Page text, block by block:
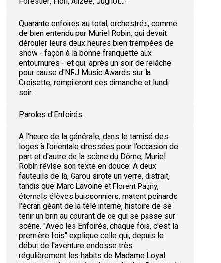
Quarante enfoirés au total, orchestrés, comme
de bien entendu par Muriel Robin, qui devait
dérouler leurs deux heures bien trempées de
show - façon à la bonne franquette aux
entournures - et qui, après un soir de relâche
pour cause d'NRJ Music Awards sur la
Croisette, rempileront ces dimanche et lundi
soir.
Paroles d'Enfoirés.
A l'heure de la générale, dans le tamisé des
loges à l'orientale dressées pour l'occasion de
part et d'autre de la scène du Dôme, Muriel
Robin révise son texte en douce. A deux
fauteuils de là, Garou sirote un verre, distrait,
tandis que Marc Lavoine etFlorent Pagny,
éternels élèves buissonniers, matent peinards
l'écran géant de la télé interne, histoire de se
tenir un brin au courant de ce qui se passe sur
scène. "Avec les Enfoirés, chaque fois, c'est la
première fois" explique celle qui, depuis le
début de l'aventure endosse très
régulièrement les habits de Madame Loyal